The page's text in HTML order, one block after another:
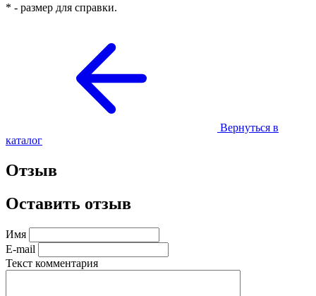
* - размер для справки.
Вернуться в
каталог
Отзыв
Оставить отзыв
Имя
E-mail
Текст комментария